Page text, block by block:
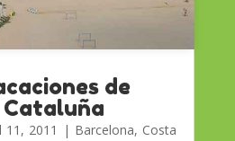
de
11, 2011 | Barcelona, Costa